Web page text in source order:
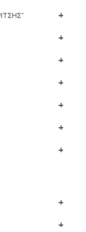
+
+
+
+
+
+
+
+
+